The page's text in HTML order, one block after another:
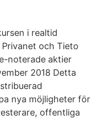
i realtid
Privanet och Tieto
noterade aktier
2018 Detta
nya möjligheter för
offentliga